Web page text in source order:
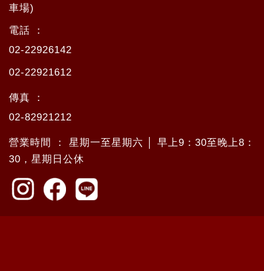
車場)
電話 ：
02-22926142
02-22921612
傳真 ：
02-82921212
營業時間 ： 星期一至星期六 │ 早上9：30至晚上8：
30，星期日公休